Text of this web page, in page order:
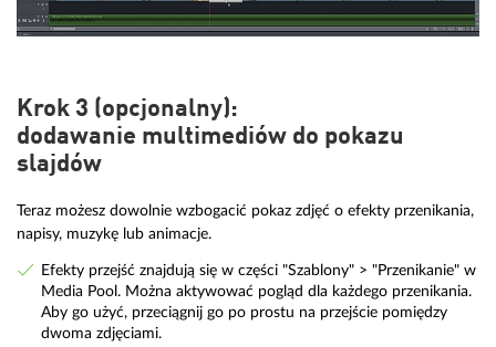
Krok 3 (opcjonalny):
dodawanie multimediów do pokazu
slajdów
Teraz możesz dowolnie wzbogacić pokaz zdjęć o efekty przenikania,
napisy, muzykę lub animacje.
Efekty przejść znajdują się w części "Szablony" > "Przenikanie" w
Media Pool. Można aktywować pogląd dla każdego przenikania.
Aby go użyć, przeciągnij go po prostu na przejście pomiędzy
dwoma zdjęciami.